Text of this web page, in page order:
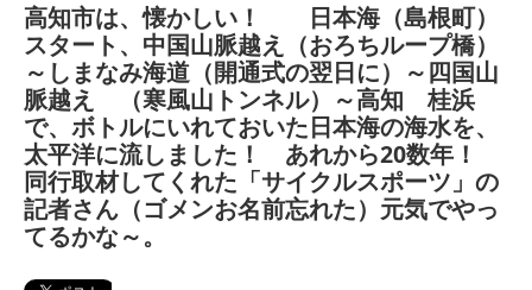
高知市は、懐かしい ！ 日本海（島根町）
スタート、中国山脈越え（おろちループ橋）
～しまなみ海道（開通式の翌日に）～四国山
脈越え （寒風山トンネル）～高知 桂浜
で、ボトルにいれておいた日本海の海水を、
太平洋に流しました！ あれから20数年！
同行取材してくれた「サイクルスポーツ」の
記者さん（ゴメンお名前忘れた）元気でやっ
てるかな～。